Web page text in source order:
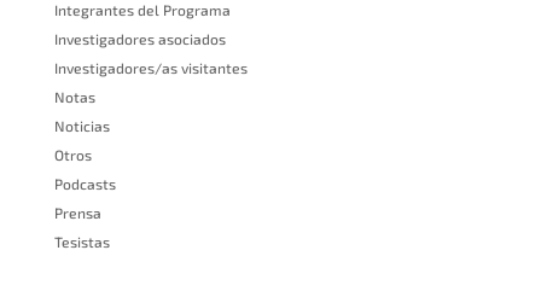
Integrantes del Programa
Investigadores asociados
Investigadores/as visitantes
Notas
Noticias
Otros
Podcasts
Prensa
Tesistas